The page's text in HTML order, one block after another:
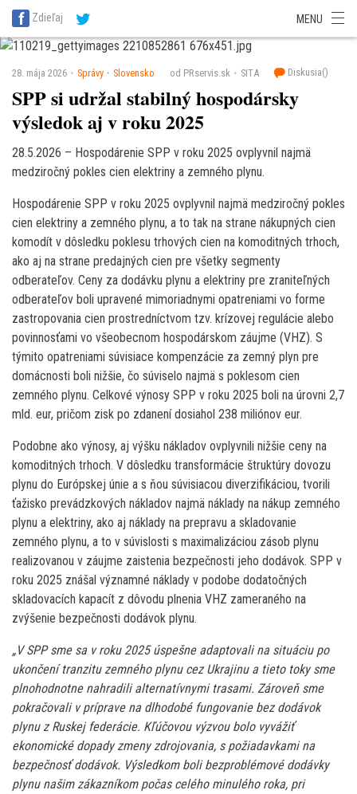
SITA Energetika
SITA Potravinárstvo
Zdieľaj MENU
28. mája 2026 Správy Slovensko od PRservis.sk SITA Diskusia()
SPP si udržal stabilný hospodársky
výsledok aj v roku 2025
28.5.2026 – Hospodárenie SPP v roku 2025 ovplyvnil najmä
medziročný pokles cien elektriny a zemného plynu.
Hospodárenie SPP v roku 2025 ovplyvnil najmä medziročný pokles
cien elektriny a zemného plynu, a to tak na strane nákupných cien
komodít v dôsledku poklesu trhových cien na komoditných trhoch,
ako aj na strane predajných cien pre všetky segmenty
odberateľov. Ceny za dodávku plynu a elektriny pre zraniteľných
odberateľov boli upravené mimoriadnymi opatreniami vo forme
zastropovania cien prostredníctvom tzv. krízovej regulácie alebo
povinnosťami vo všeobecnom hospodárskom záujme (VHZ). S
týmito opatreniami súvisiace kompenzácie za zemný plyn pre
domácnosti boli nižšie, čo súviselo najmä s poklesom cien
zemného plynu. Celkové výnosy SPP v roku 2025 boli na úrovni 2,7
mld. eur, pričom zisk po zdanení dosiahol 238 miliónov eur.
Podobne ako výnosy, aj výšku nákladov ovplyvnili nižšie ceny na
komoditných trhoch. V dôsledku transformácie štruktúry dovozu
plynu do Európskej únie a s ňou súvisiacou diverzifikáciou, tvorili
ťažisko prevádzkových nákladov najmä náklady na nákup zemného
plynu a elektriny, ako aj náklady na prepravu a skladovanie
zemného plynu, a to v súvislosti s maximalizáciou zásob plynu
realizovanou v záujme zaistenia bezpečnosti jeho dodávok. SPP v
roku 2025 znášal významné náklady v podobe dodatočných
skladovacích kapacít z dôvodu plnenia VHZ zameraného na
zvýšenie bezpečnosti dodávok plynu.
„V SPP sme sa v roku 2025 úspešne adaptovali na situáciu po
ukončení tranzitu zemného plynu cez Ukrajinu a tieto toky sme
plnohodnotne nahradili alternatívnymi trasami. Zároveň sme
pokračovali v príprave na dlhodobé fungovanie bez dodávok
plynu z Ruskej federácie. Kľúčovou výzvou bolo vyvážiť
ekonomické dopady zmeny zdrojovania, s požiadavkami na
bezpečnosť dodávok. Výsledkom boli bezproblémové dodávky
plynu našim zákazníkom počas celého minulého roka, pri